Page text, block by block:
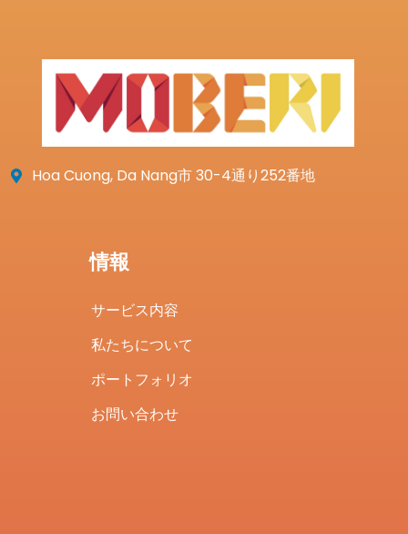
Hoa Cuong, Da Nang市 30-4通り252番地
情報
サービス内容
私たちについて
ポートフォリオ
お問い合わせ